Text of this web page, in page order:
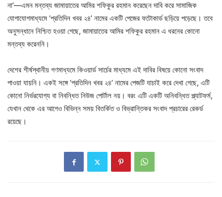
না’—এমন মন্তব্য জামায়াতের আমির শফিকুর রহমান করেছেন দাবি করে সামাজিক
যোগাযোগমাধ্যমে ‘প্রতিদিন খবর ২৪’ নামের একটি পেজের ফটোকার্ড ছড়িয়ে পড়েছে। তবে
অনুসন্ধানে নিশ্চিত হওয়া গেছে, জামায়াতের আমির শফিকুর রহমান এ ধরনের কোনো
মন্তব্য করেননি।
দেশের শীর্ষস্থানীয় গণমাধ্যমে কিওয়ার্ড সার্চের মাধ্যমে এই দাবির বিষয়ে কোনো সংবাদ
পাওয়া যায়নি। একই সঙ্গে ‘প্রতিদিন খবর ২৪’ নামের পেজটি যাচাই করে দেখা গেছে, এটি
কোনো নির্ভরযোগ্য বা নিবন্ধিত নিউজ পোর্টাল নয়। বরং এটি একটি অনিবন্ধিত প্ল্যাটফর্ম,
যেখান থেকে এর আগেও বিভিন্ন সময় বিতর্কিত ও বিভ্রান্তিকর সংবাদ প্রচারের রেকর্ড
রয়েছে।